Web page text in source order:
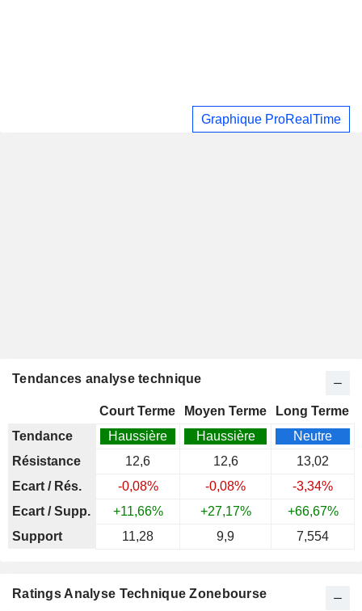
Graphique ProRealTime
Tendances analyse technique
Court Terme Moyen Terme
Long Terme
Tendance
Haussière Haussière
Neutre
Résistance
12,6 12,6
13,02
Ecart / Rés.
-0,08% -0,08%
-3,34%
Ecart / Supp.
+11,66% +27,17%
+66,67%
Support
11,28 9,9 7,554
Ratings Analyse Technique Zonebourse